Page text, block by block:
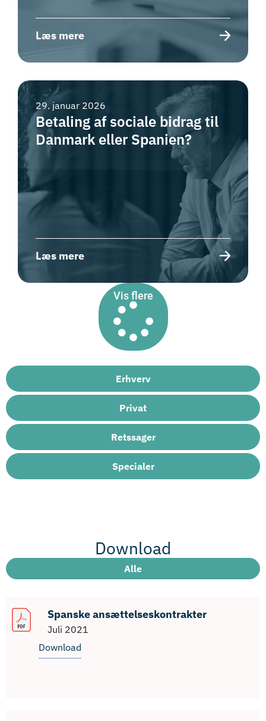
Erhverv
Privat
Retssager
Specialer
Læs mere
29. januar 2026
Betaling af sociale bidrag til
Danmark eller Spanien?
Læs mere
Vis flere
Download
Alle
Spanske ansættelseskontrakter
Juli 2021
Download